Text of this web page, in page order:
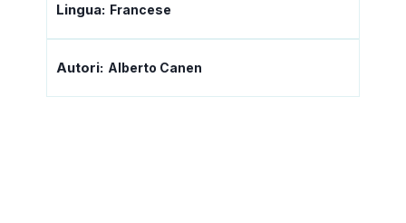
Lingua: Francese
Autori: Alberto Canen